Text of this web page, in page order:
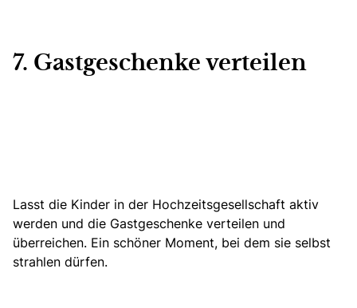
7. Gastgeschenke verteilen
Lasst die Kinder in der Hochzeitsgesellschaft aktiv
werden und die Gastgeschenke verteilen und
überreichen. Ein schöner Moment, bei dem sie selbst
strahlen dürfen.